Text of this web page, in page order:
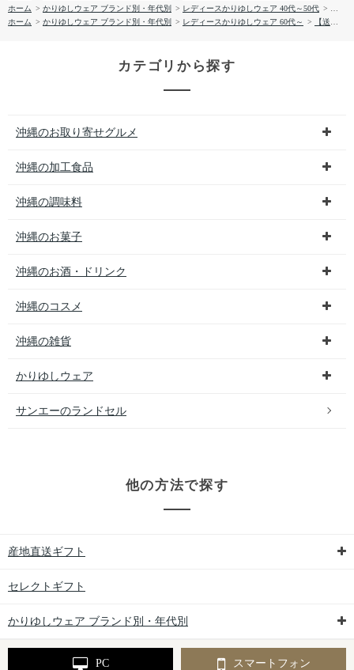
ホーム > かりゆしウェア ブランド別・年代別 > レディースかりゆしウェア 40代～50代
ホーム > かりゆしウェア ブランド別・年代別 > レディースかりゆしウェア 60代～ > 【送料無料】フィッシュドロップス柄 かりゆしウェア GEL19013S L
カテゴリから探す
沖縄のお取り寄せグルメ
沖縄の加工食品
沖縄の調味料
沖縄のお菓子
沖縄のお酒・ドリンク
沖縄のコスメ
沖縄の雑貨
かりゆしウェア
サンエーのランドセル
他の方法で探す
産地直送ギフト
セレクトギフト
かりゆしウェア ブランド別・年代別
PC スマートフォン